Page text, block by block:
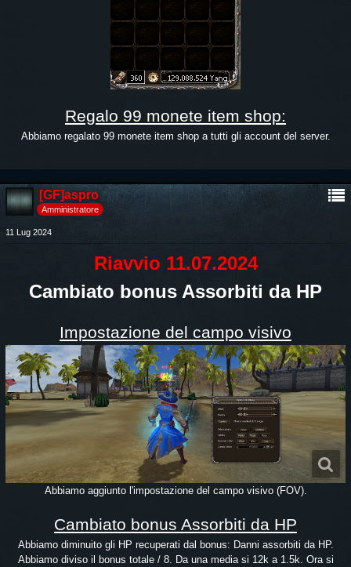
Regalo 99 monete item shop:
Abbiamo regalato 99 monete item shop a tutti gli account del server.
[GF]aspro
Amministratore
11 Lug 2024
Riavvio 11.07.2024
Cambiato bonus Assorbiti da HP
Impostazione del campo visivo
Abbiamo aggiunto l'impostazione del campo visivo (FOV).
Cambiato bonus Assorbiti da HP
Abbiamo diminuito gli HP recuperati dal bonus: Danni assorbiti da HP.
Abbiamo diviso il bonus totale / 8. Da una media si 12k a 1.5k. Ora si